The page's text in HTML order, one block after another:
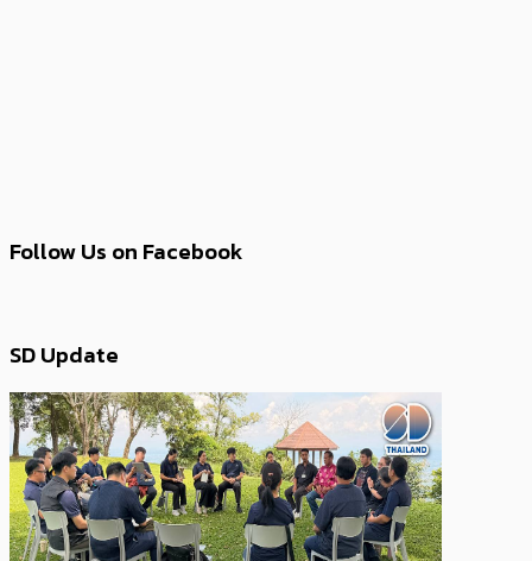
Follow Us on Facebook
SD Update